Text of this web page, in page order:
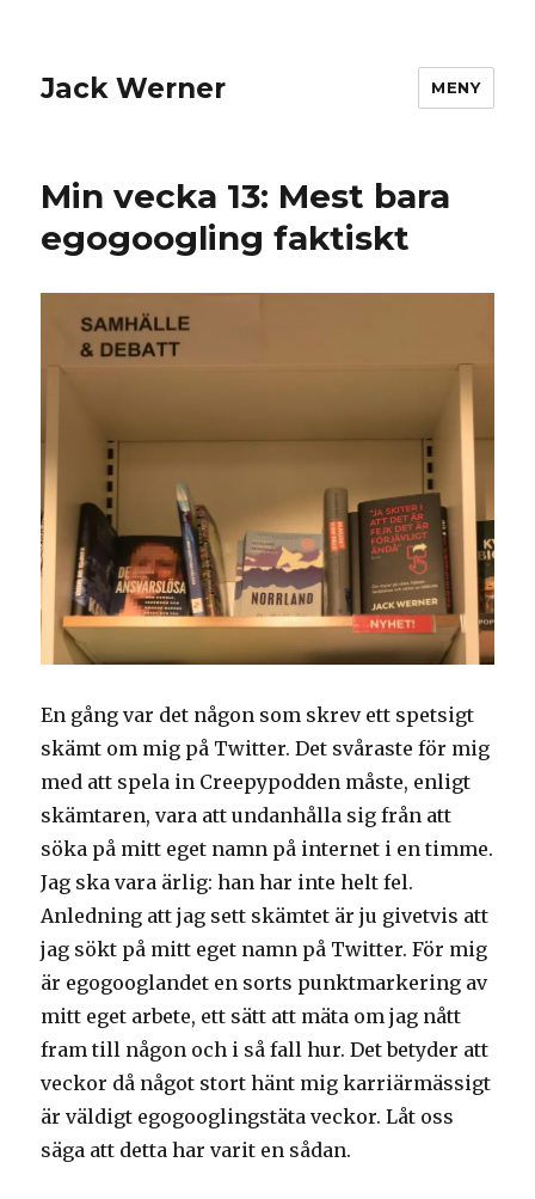
Jack Werner MENY
Min vecka 13: Mest bara
egogoogling faktiskt
En gång var det någon som skrev ett spetsigt
skämt om mig på Twitter. Det svåraste för mig
med att spela in Creepypodden måste, enligt
skämtaren, vara att undanhålla sig från att
söka på mitt eget namn på internet i en timme.
Jag ska vara ärlig: han har inte helt fel.
Anledning att jag sett skämtet är ju givetvis att
jag sökt på mitt eget namn på Twitter. För mig
är egogooglandet en sorts punktmarkering av
mitt eget arbete, ett sätt att mäta om jag nått
fram till någon och i så fall hur. Det betyder att
veckor då något stort hänt mig karriärmässigt
är väldigt egogooglingstäta veckor. Låt oss
säga att detta har varit en sådan.